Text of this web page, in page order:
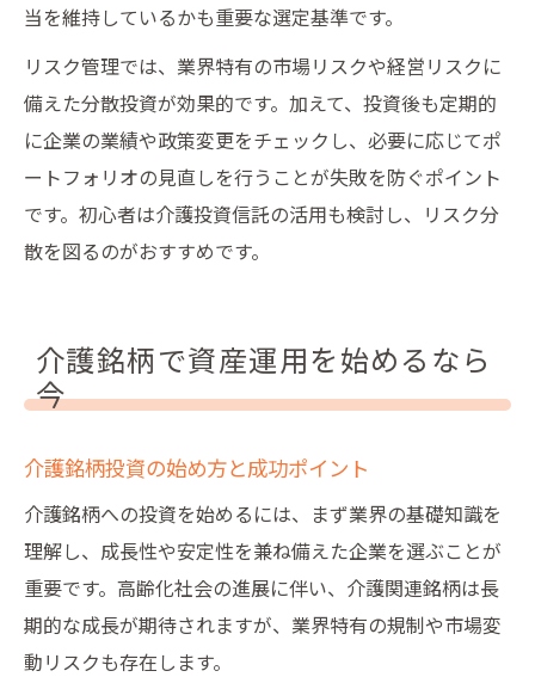
当を維持しているかも重要な選定基準です。
リスク管理では、業界特有の市場リスクや経営リスクに
備えた分散投資が効果的です。加えて、投資後も定期的
に企業の業績や政策変更をチェックし、必要に応じてポ
ートフォリオの見直しを行うことが失敗を防ぐポイント
です。初心者は介護投資信託の活用も検討し、リスク分
散を図るのがおすすめです。
介護銘柄で資産運用を始めるなら
今
介護銘柄投資の始め方と成功ポイント
介護銘柄への投資を始めるには、まず業界の基礎知識を
理解し、成長性や安定性を兼ね備えた企業を選ぶことが
重要です。高齢化社会の進展に伴い、介護関連銘柄は長
期的な成長が期待されますが、業界特有の規制や市場変
動リスクも存在します。